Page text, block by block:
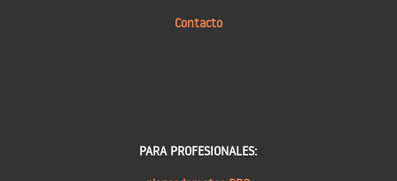
Contacto
PARA PROFESIONALES: